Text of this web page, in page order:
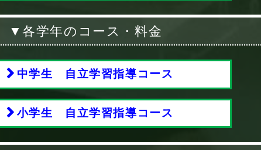
▼各学年のコース・料金
中学生 自立学習指導コース
小学生 自立学習指導コース